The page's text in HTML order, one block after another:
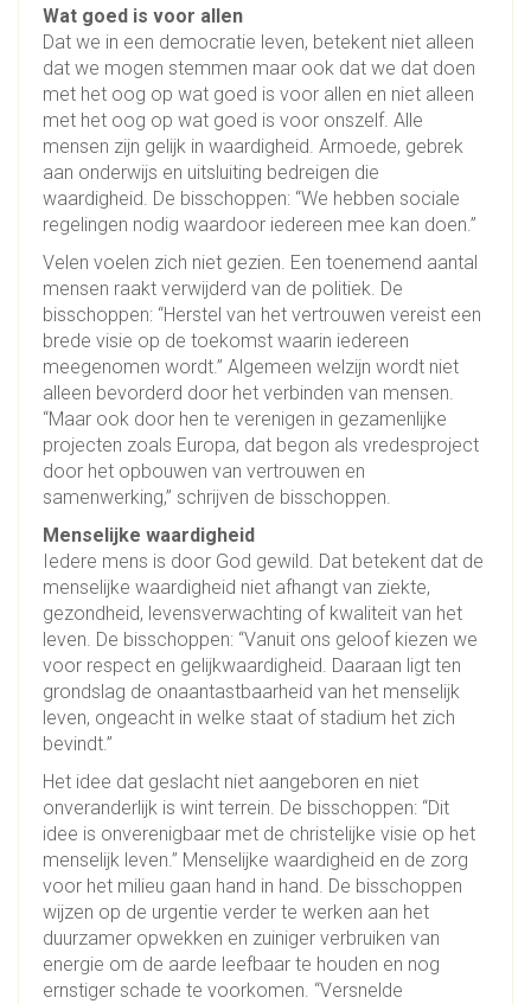
Wat goed is voor allen
Dat we in een democratie leven, betekent niet alleen
dat we mogen stemmen maar ook dat we dat doen
met het oog op wat goed is voor allen en niet alleen
met het oog op wat goed is voor onszelf. Alle
mensen zijn gelijk in waardigheid. Armoede, gebrek
aan onderwijs en uitsluiting bedreigen die
waardigheid. De bisschoppen: “We hebben sociale
regelingen nodig waardoor iedereen mee kan doen.”
Velen voelen zich niet gezien. Een toenemend aantal
mensen raakt verwijderd van de politiek. De
bisschoppen: “Herstel van het vertrouwen vereist een
brede visie op de toekomst waarin iedereen
meegenomen wordt.” Algemeen welzijn wordt niet
alleen bevorderd door het verbinden van mensen.
“Maar ook door hen te verenigen in gezamenlijke
projecten zoals Europa, dat begon als vredesproject
door het opbouwen van vertrouwen en
samenwerking,” schrijven de bisschoppen.
Menselijke waardigheid
Iedere mens is door God gewild. Dat betekent dat de
menselijke waardigheid niet afhangt van ziekte,
gezondheid, levensverwachting of kwaliteit van het
leven. De bisschoppen: “Vanuit ons geloof kiezen we
voor respect en gelijkwaardigheid. Daaraan ligt ten
grondslag de onaantastbaarheid van het menselijk
leven, ongeacht in welke staat of stadium het zich
bevindt.”
Het idee dat geslacht niet aangeboren en niet
onveranderlijk is wint terrein. De bisschoppen: “Dit
idee is onverenigbaar met de christelijke visie op het
menselijk leven.” Menselijke waardigheid en de zorg
voor het milieu gaan hand in hand. De bisschoppen
wijzen op de urgentie verder te werken aan het
duurzamer opwekken en zuiniger verbruiken van
energie om de aarde leefbaar te houden en nog
ernstiger schade te voorkomen. “Versnelde